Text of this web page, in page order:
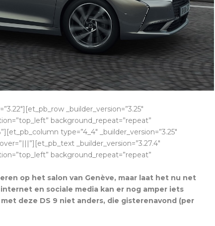
_builder_version=”3.25″
background_repeat=”repeat”
type=”4_4″ _builder_version=”3.25″
_builder_version=”3.27.4″
background_repeat=”repeat”
op het salon van Genève, maar laat het nu net
en sociale media kan er nog amper iets
deze DS 9 niet anders, die gisterenavond (per